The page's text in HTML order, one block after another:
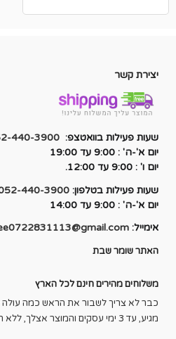
יצירת קשר
שעות פעילות בוואטצפ: 440-3900
יום א'-ה' : 9:00 עד 19:00
יום ו' : 9:00 עד 12:00.
שעות פעילות בטלפון: 440-3900
יום א'-ה' : 9:00 עד 14:00
אימייל:
האתר שומר שבת
משלוחים מהירים חינם לכל הארץ
כבר לא צריך לשבור את הראש כמה עולה
מגיע, עד 3 ימי עסקים והמוצר אצלך, ללא תוספת תשלום!